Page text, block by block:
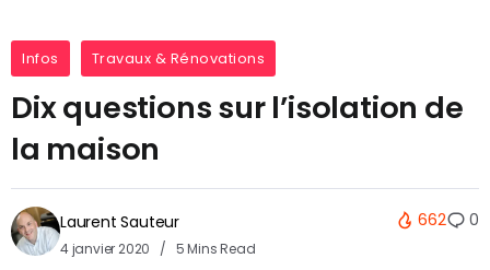
Infos Travaux & Rénovations
Dix questions sur l’isolation de
la maison
Laurent Sauteur
4 janvier 2020 5 Mins Read
662 0